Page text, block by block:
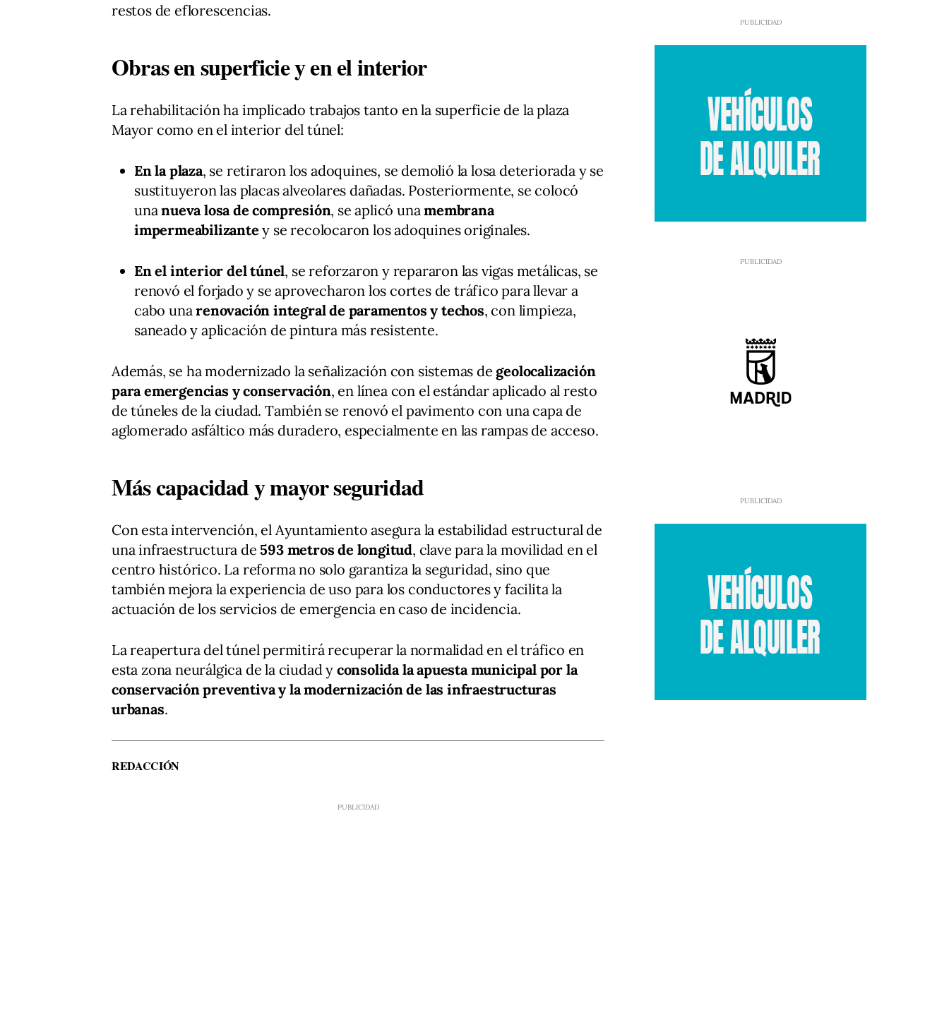
restos de eflorescencias.
Obras en superficie y en el interior
La rehabilitación ha implicado trabajos tanto en la superficie de la plaza
Mayor como en el interior del túnel:
En la plaza, se retiraron los adoquines, se demolió la losa deteriorada y se
sustituyeron las placas alveolares dañadas. Posteriormente, se colocó
unanueva losa de compresión, se aplicó unamembrana
impermeabilizante y se recolocaron los adoquines originales.
En el interior del túnel, se reforzaron y repararon las vigas metálicas, se
renovó el forjado y se aprovecharon los cortes de tráfico para llevar a
cabo unarenovación integral de paramentos y techos, con limpieza,
saneado y aplicación de pintura más resistente.
Además, se ha modernizado la señalización con sistemas de geolocalización
para emergencias y conservación, en línea con el estándar aplicado al resto
de túneles de la ciudad. También se renovó el pavimento con una capa de
aglomerado asfáltico más duradero, especialmente en las rampas de acceso.
Más capacidad y mayor seguridad
Con esta intervención, el Ayuntamiento asegura la estabilidad estructural de
una infraestructura de 593 metros de longitud, clave para la movilidad en el
centro histórico. La reforma no solo garantiza la seguridad, sino que
también mejora la experiencia de uso para los conductores y facilita la
actuación de los servicios de emergencia en caso de incidencia.
La reapertura del túnel permitirá recuperar la normalidad en el tráfico en
esta zona neurálgica de la ciudad y consolida la apuesta municipal por la
conservación preventiva y la modernización de las infraestructuras
urbanas.
REDACCIÓN